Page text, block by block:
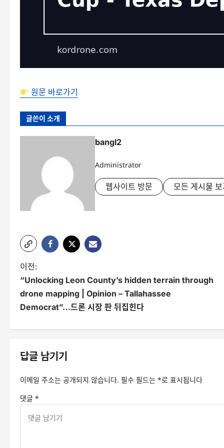
원문 바로가기
글쓴이 소개
bangl2
Administrator
웹사이트 방문 모든 게시물
글
탐
색
이전:
“Unlocking Leon County’s hidden terrain through
drone mapping | Opinion – Tallahassee
Democrat”…드론 시장 판 뒤집힌다
답글 남기기
이메일 주소는 공개되지 않습니다. 필수 필드는 *로 표시됩니다
댓글 *